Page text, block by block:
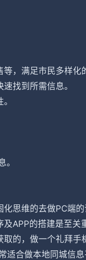
，满足市民多样化
找到所需信息。
思维的去做PC端
APP的搭建是至关
的，做一个礼拜手
合做本地同城信息